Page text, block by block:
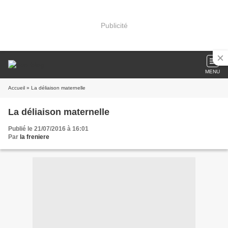
Publicité
MENU
Accueil » La déliaison maternelle
La déliaison maternelle
Publié le 21/07/2016 à 16:01
Par la freniere